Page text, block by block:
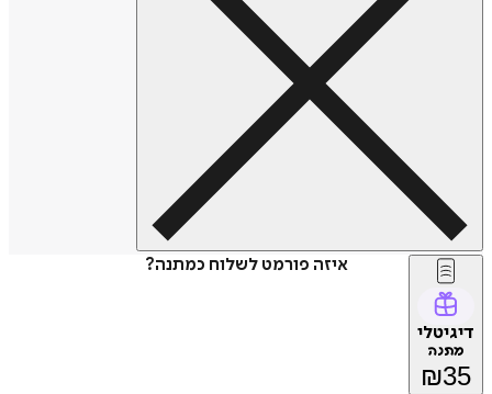
איזה פורמט לשלוח כמתנה?
דיגיטלי
מתנה
₪35